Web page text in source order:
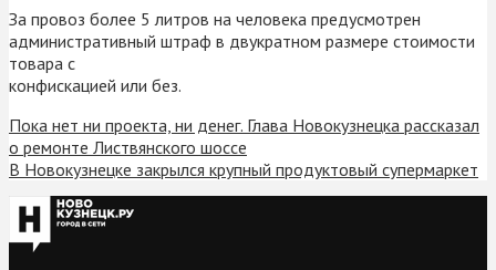
За провоз более 5 литров на человека предусмотрен
административный штраф в двукратном размере стоимости
товара с
конфискацией или без.
Пока нет ни проекта, ни денег. Глава Новокузнецка рассказал
о ремонте Листвянского шоссе
В Новокузнецке закрылся крупный продуктовый супермаркет